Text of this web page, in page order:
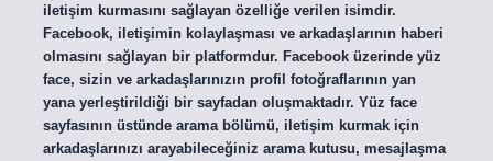
iletişim kurmasını sağlayan özelliğe verilen isimdir.
Facebook, iletişimin kolaylaşması ve arkadaşlarının haberi
olmasını sağlayan bir platformdur. Facebook üzerinde yüz
face, sizin ve arkadaşlarınızın profil fotoğraflarının yan
yana yerleştirildiği bir sayfadan oluşmaktadır. Yüz face
sayfasının üstünde arama bölümü, iletişim kurmak için
arkadaşlarınızı arayabileceğiniz arama kutusu, mesajlaşma